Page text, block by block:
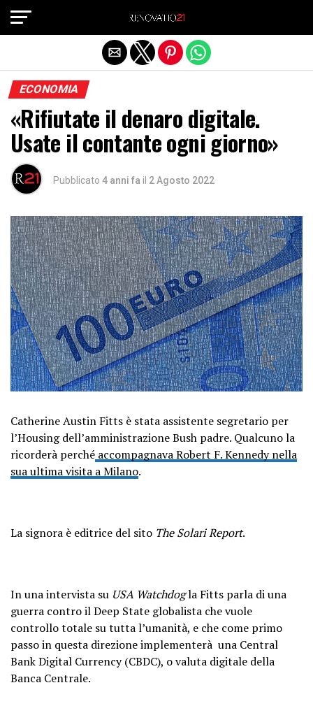
ECONOMIA
«Rifiutate il denaro digitale.
Usate il contante ogni giorno»
Pubblicato 4 anni fa il 2 Agosto 2022
Catherine Austin Fitts è stata assistente segretario per
l’Housing dell’amministrazione Bush padre. Qualcuno la
ricorderà perché accompagnava Robert F. Kennedy nella
sua ultima visita a Milano.
La signora è editrice del sito The Solari Report.
In una intervista su USA Watchdogla Fitts parla di una
guerra contro il Deep State globalista che vuole
controllo totale su tutta l’umanità, e che come primo
passo in questa direzione implementerà una Central
Bank Digital Currency (CBDC), o valuta digitale della
Banca Centrale.
Exit mobile version